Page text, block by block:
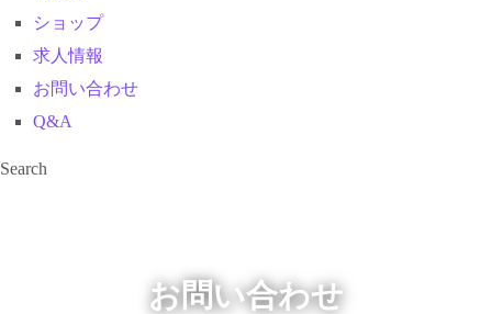
ショップ
求人情報
お問い合わせ
Q&A
Search
お問い合わせ